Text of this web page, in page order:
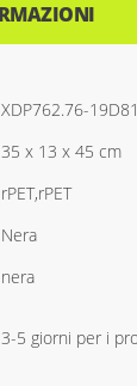
XDP762.76-
35 x 13 x 45 cm
rPET,rPET
Nera
nera
3-5 giorni per i